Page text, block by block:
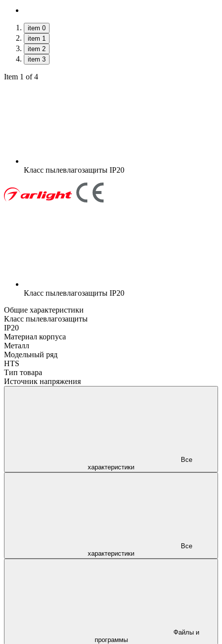
item 0
item 1
item 2
item 3
Item 1 of 4
Класс пылевлагозащиты IP20
Класс пылевлагозащиты IP20
Общие характеристики
Класс пылевлагозащиты
IP20
Материал корпуса
Металл
Модельный ряд
HTS
Тип товара
Источник напряжения
характеристики
характеристики
программы